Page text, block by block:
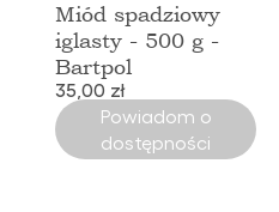
Miód spadziowy
iglasty - 500 g -
Bartpol
35,00 zł
Powiadom o
dostępności